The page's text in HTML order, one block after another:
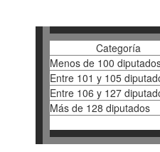
Categoría
Menos de 100
Entre 101 y 105
Entre 106 y 127
Más de 128 diputados